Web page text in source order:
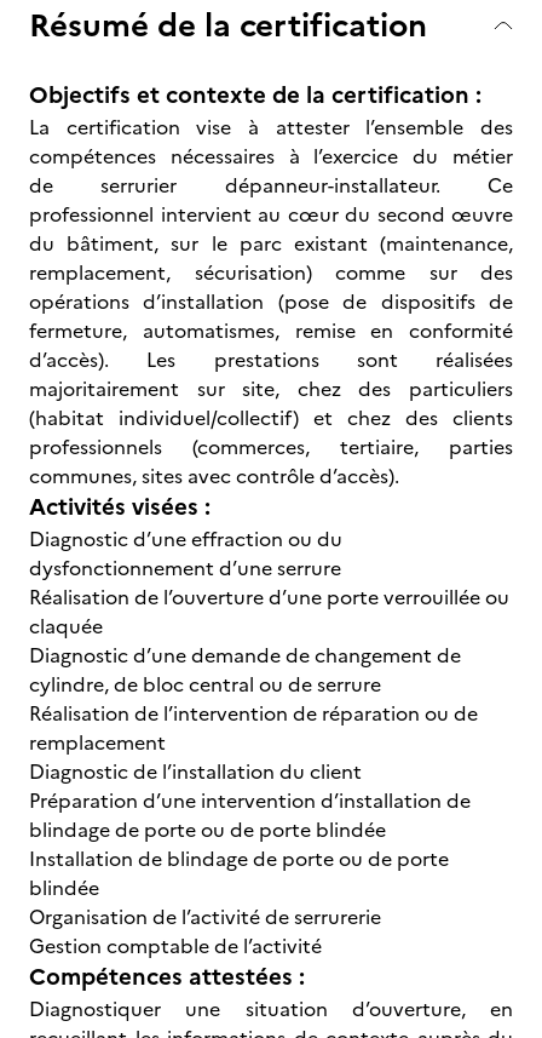
Résumé de la certification
Objectifs et contexte de la certification :
La certification vise à attester l’ensemble des
compétences nécessaires à l’exercice du métier
de serrurier dépanneur-installateur. Ce
professionnel intervient au cœur du second œuvre
du bâtiment, sur le parc existant (maintenance,
remplacement, sécurisation) comme sur des
opérations d’installation (pose de dispositifs de
fermeture, automatismes, remise en conformité
d’accès). Les prestations sont réalisées
majoritairement sur site, chez des particuliers
(habitat individuel/collectif) et chez des clients
professionnels (commerces, tertiaire, parties
communes, sites avec contrôle d’accès).
Activités visées :
Diagnostic d’une effraction ou du
dysfonctionnement d’une serrure
Réalisation de l’ouverture d’une porte verrouillée ou
claquée
Diagnostic d’une demande de changement de
cylindre, de bloc central ou de serrure
Réalisation de l’intervention de réparation ou de
remplacement
Diagnostic de l’installation du client
Préparation d’une intervention d’installation de
blindage de porte ou de porte blindée
Installation de blindage de porte ou de porte
blindée
Organisation de l’activité de serrurerie
Gestion comptable de l’activité
Compétences attestées :
Diagnostiquer une situation d’ouverture, en